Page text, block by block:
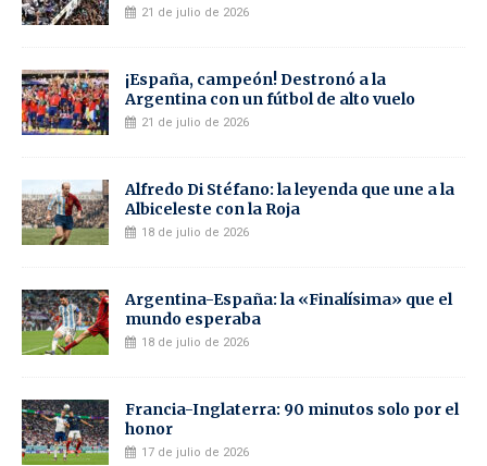
21 de julio de 2026
¡España, campeón! Destronó a la
Argentina con un fútbol de alto vuelo
21 de julio de 2026
Alfredo Di Stéfano: la leyenda que une a la
Albiceleste con la Roja
18 de julio de 2026
Argentina-España: la «Finalísima» que el
mundo esperaba
18 de julio de 2026
Francia-Inglaterra: 90 minutos solo por el
honor
17 de julio de 2026